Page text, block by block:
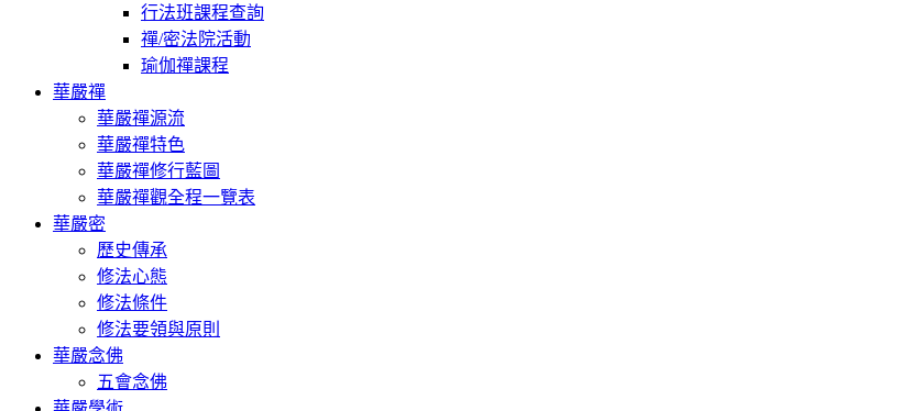
行法班課程查詢
禪/密法院活動
瑜伽禪課程
華嚴禪
華嚴禪源流
華嚴禪特色
華嚴禪修行藍圖
華嚴禪觀全程一覽表
華嚴密
歷史傳承
修法心態
修法條件
修法要領與原則
華嚴念佛
五會念佛